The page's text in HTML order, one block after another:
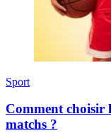
Sport
Comment choisir
matchs ?